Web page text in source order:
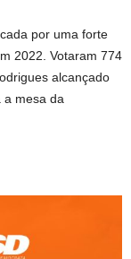
por uma forte
2022. Votaram 774
alcançado
a mesa da